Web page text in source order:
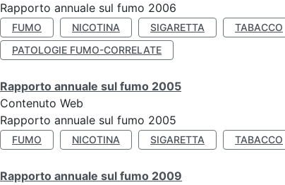
Rapporto annuale sul fumo 2006
FUMO NICOTINA SIGARETTA TABACCO
PATOLOGIE FUMO-CORRELATE
Rapporto annuale sul fumo 2005
Contenuto Web
Rapporto annuale sul fumo 2005
FUMO NICOTINA SIGARETTA TABACCO
Rapporto annuale sul fumo 2009